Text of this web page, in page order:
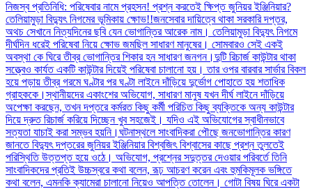
নিজস্ব প্রতিনিধি: পরিষেবার নামে প্রহসন! প্রশ্ন করতেই ক্ষিপ্ত জুনিয়র ইঞ্জিনিয়ার?
তেলিয়ামুড়া বিদ্যুৎ নিগমের ভূমিকায় ক্ষোভ!!জনসেবার দায়িত্বে থাকা সরকারি দপ্তর,
অথচ সেখানে নিত্যদিনের ছবি যেন ভোগান্তির আরেক নাম। তেলিয়ামুড়া বিদ্যুৎ নিগমে
দীর্ঘদিন ধরেই পরিষেবা নিয়ে ক্ষোভ জমছিল সাধারণ মানুষের। সোমবারও সেই একই
অবস্থা কে ঘিরে তীব্র ভোগান্তির শিকার হন সাধারণ জনগন।দুটি রিচার্জ কাউন্টার থাকা
সত্ত্বেও কার্যত একটি কাউন্টার দিয়েই পরিষেবা চালানো হয়। তার ওপর বারবার সার্ভার বিকল
হয়ে পড়ায় তীব্র গরমে ঘণ্টার পর ঘণ্টা লাইনে দাঁড়িয়ে দুর্ভোগ পোহাতে হয় শতাধিক
গ্রাহককে।স্থানীয়দের একাংশের অভিযোগ, সাধারণ মানুষ যখন দীর্ঘ লাইনে দাঁড়িয়ে
অপেক্ষা করছেন, তখন দপ্তরে কর্মরত কিছু কর্মী পরিচিত কিছু ব্যক্তিকে অন্য কাউন্টার
দিয়ে দ্রুত রিচার্জ করিয়ে দিচ্ছেন খুব সহজেই। যদিও এই অভিযোগের স্বাধীনভাবে
সত্যতা যাচাই করা সম্ভব হয়নি।ঘটনাস্থলে সাংবাদিকরা পৌছে জনভোগান্তির কারণ
জানতে বিদ্যুৎ দপ্তরের জুনিয়র ইঞ্জিনিয়ার বিশ্বজিৎ বিশ্বাসের কাছে প্রশ্ন তুলতেই
পরিস্থিতি উত্তপ্ত হয়ে ওঠে। অভিযোগ, প্রশ্নের সদুত্তর দেওয়ার পরিবর্তে তিনি
সাংবাদিকদের প্রতিই উচ্চস্বরে কথা বলেন, রূঢ় আচরণ করেন এবং হুমকিমূলক ভঙ্গিতে
কথা বলেন, এমনকি ক্যামেরা চালানো নিয়েও আপত্তি তোলেন। গোটা বিষয় ঘিরে একটা